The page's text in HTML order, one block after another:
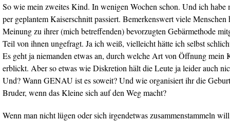
So wie mein zweites Kind. In wenigen Wochen schon. Und ich habe
per geplantem Kaiserschnitt passiert. Bemerkenswert viele Menschen
Meinung zu ihrer (mich betreffenden) bevorzugten Gebärmethode
Teil von ihnen ungefragt. Ja ich weiß, vielleicht hätte ich selbst
Es geht ja niemanden etwas an, durch welche Art von Öffnung mein
erblickt. Aber so etwas wie Diskretion hält die Leute ja leider auch
Und? Wann GENAU ist es soweit? Und wie organisiert ihr die
Bruder, wenn das Kleine sich auf den Weg macht?
Wenn man nicht lügen oder sich irgendetwas zusammenstammeln